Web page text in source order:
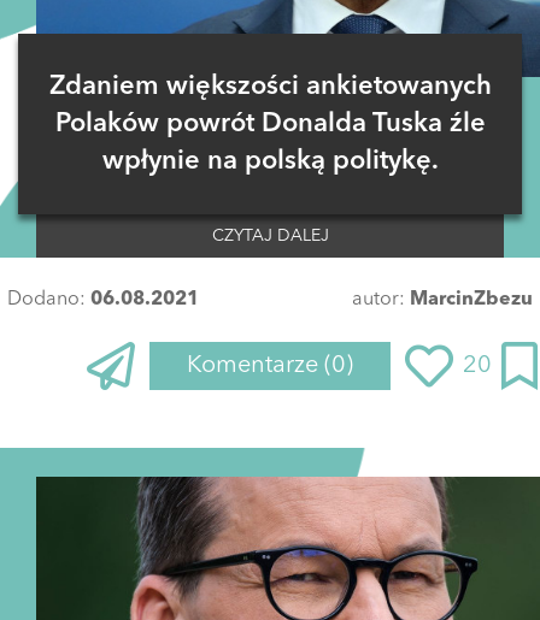
Zdaniem większości ankietowanych
Polaków powrót Donalda Tuska źle
wpłynie na polską politykę.
CZYTAJ DALEJ
Dodano: 06.08.2021 autor: MarcinZbezu
Komentarze (0) 20